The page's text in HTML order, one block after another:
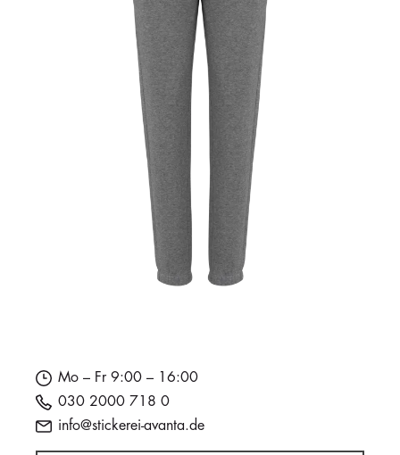
Mo – Fr 9:00 – 16:00
030 2000 718 0
info@stickerei-avanta.de